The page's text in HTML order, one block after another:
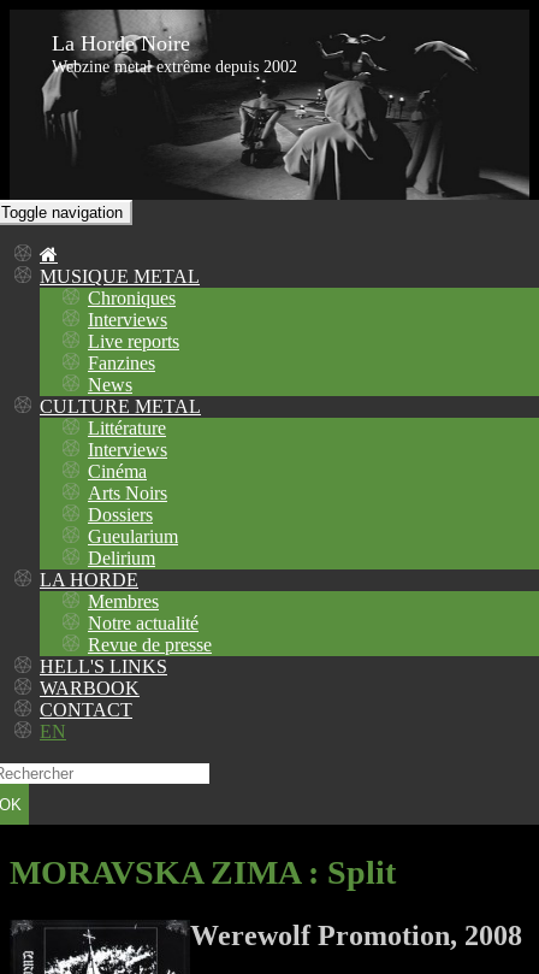
La Horde Noire
Webzine metal extrême depuis 2002
Toggle navigation
MUSIQUE METAL
Chroniques
Interviews
Live reports
Fanzines
News
CULTURE METAL
Littérature
Interviews
Cinéma
Arts Noirs
Dossiers
Gueularium
Delirium
LA HORDE
Membres
Notre actualité
Revue de presse
HELL'S LINKS
WARBOOK
CONTACT
EN
OK
MORAVSKA ZIMA: Split
Werewolf Promotion, 2008